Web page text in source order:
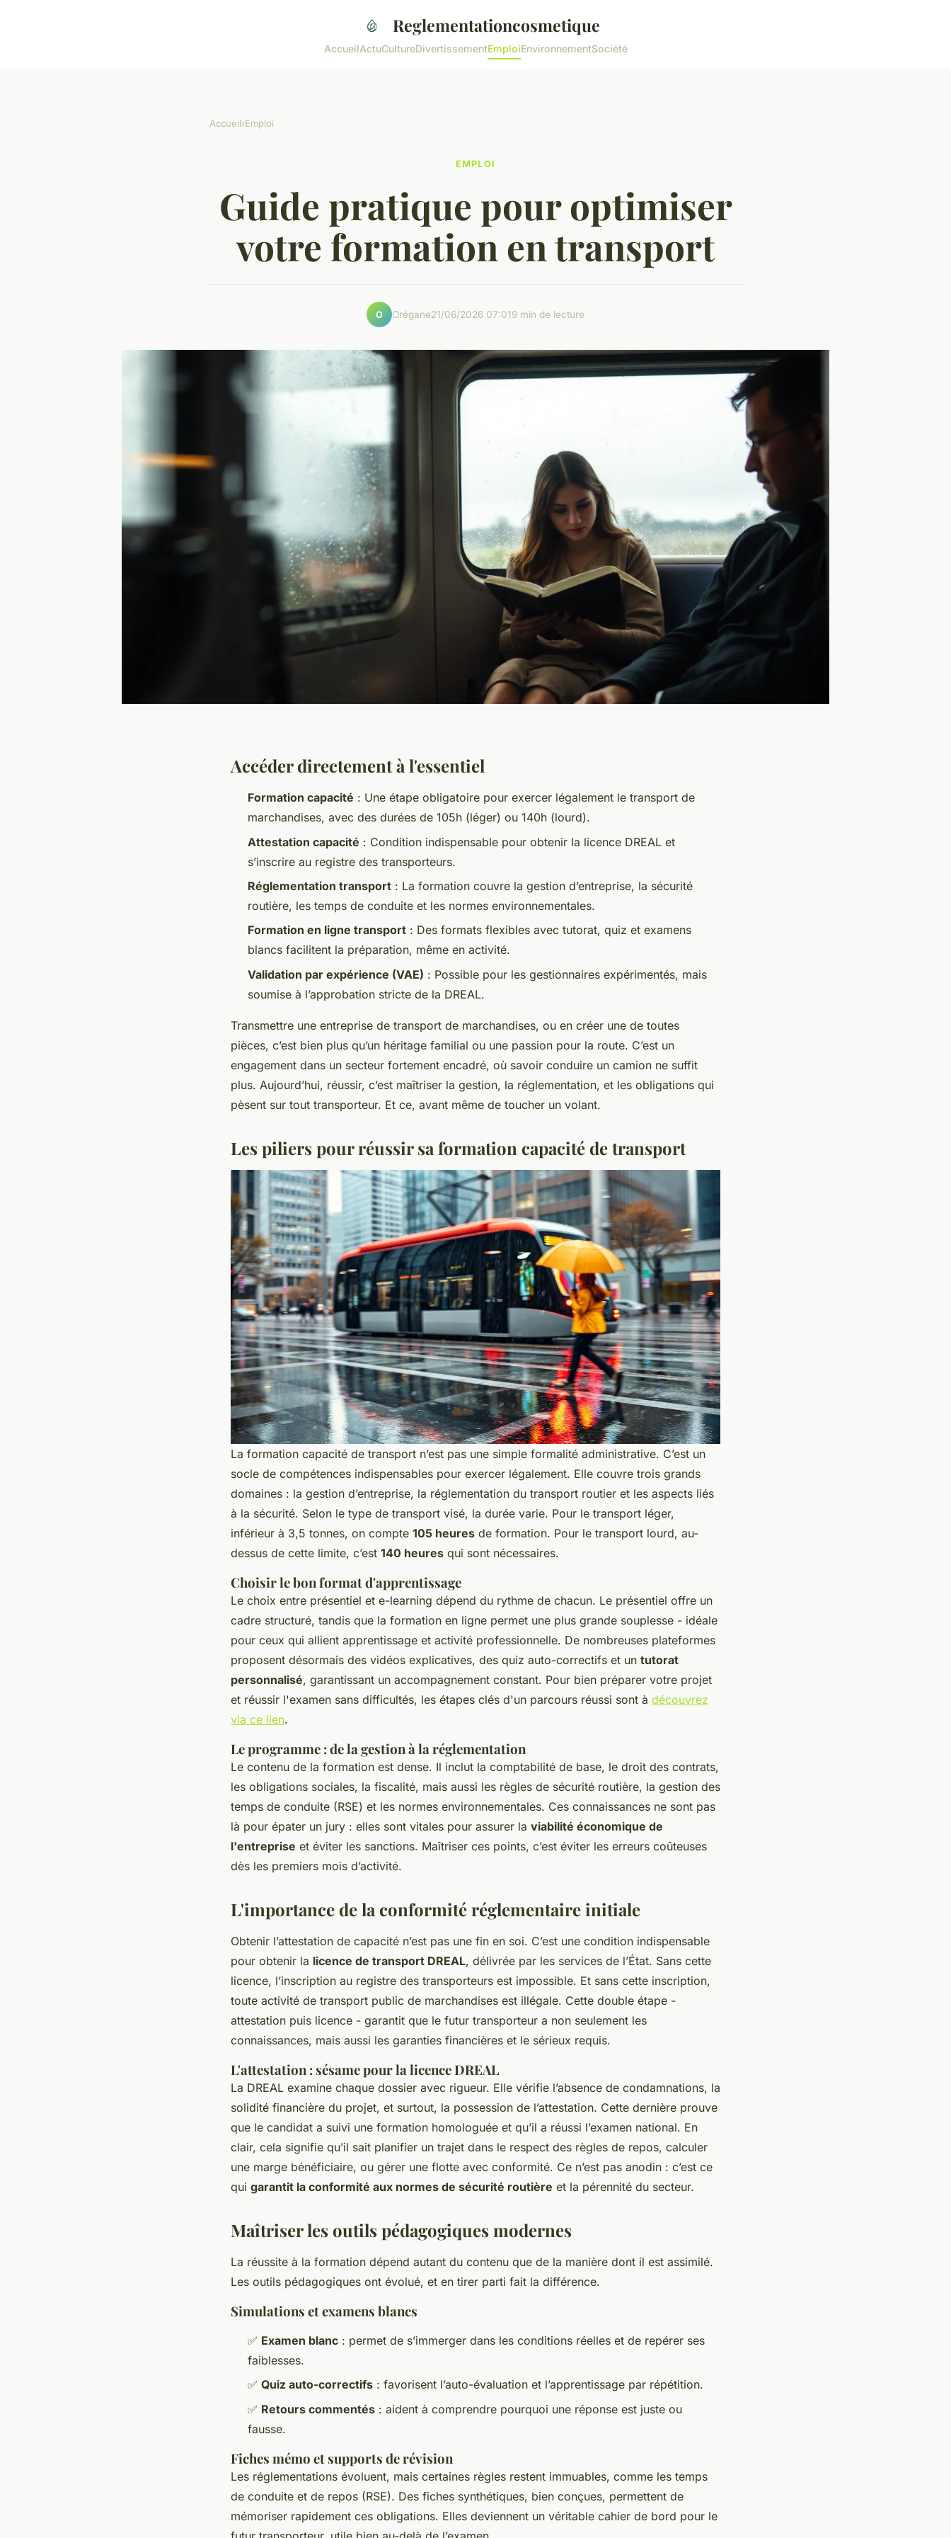
Reglementationcosmetique
AccueilActuCultureDivertissementEmploiEnvironnementSociété
Accueil›Emploi
EMPLOI
Guide pratique pour optimiser
votre formation en transport
O Orégane21/06/2026 07:019 min de lecture
Accéder directement à l'essentiel
Formation capacité : Une étape obligatoire pour exercer légalement le transport de
marchandises, avec des durées de 105h (léger) ou 140h (lourd).
Attestation capacité : Condition indispensable pour obtenir la licence DREAL et
s’inscrire au registre des transporteurs.
Réglementation transport : La formation couvre la gestion d’entreprise, la sécurité
routière, les temps de conduite et les normes environnementales.
Formation en ligne transport : Des formats flexibles avec tutorat, quiz et examens
blancs facilitent la préparation, même en activité.
Validation par expérience (VAE) : Possible pour les gestionnaires expérimentés, mais
soumise à l’approbation stricte de la DREAL.
Transmettre une entreprise de transport de marchandises, ou en créer une de toutes
pièces, c’est bien plus qu’un héritage familial ou une passion pour la route. C’est un
engagement dans un secteur fortement encadré, où savoir conduire un camion ne suffit
plus. Aujourd’hui, réussir, c’est maîtriser la gestion, la réglementation, et les obligations qui
pèsent sur tout transporteur. Et ce, avant même de toucher un volant.
Les piliers pour réussir sa formation capacité de transport
La formation capacité de transport n’est pas une simple formalité administrative. C’est un
socle de compétences indispensables pour exercer légalement. Elle couvre trois grands
domaines : la gestion d’entreprise, la réglementation du transport routier et les aspects liés
à la sécurité. Selon le type de transport visé, la durée varie. Pour le transport léger,
inférieur à 3,5 tonnes, on compte 105 heures de formation. Pour le transport lourd, au-
dessus de cette limite, c’est 140 heures qui sont nécessaires.
Choisir le bon format d'apprentissage
Le choix entre présentiel et e-learning dépend du rythme de chacun. Le présentiel offre un
cadre structuré, tandis que la formation en ligne permet une plus grande souplesse - idéale
pour ceux qui allient apprentissage et activité professionnelle. De nombreuses plateformes
proposent désormais des vidéos explicatives, des quiz auto-correctifs et un tutorat
personnalisé, garantissant un accompagnement constant. Pour bien préparer votre projet
et réussir l'examen sans difficultés, les étapes clés d'un parcours réussi sont à découvrez
via ce lien.
Le programme : de la gestion à la réglementation
Le contenu de la formation est dense. Il inclut la comptabilité de base, le droit des contrats,
les obligations sociales, la fiscalité, mais aussi les règles de sécurité routière, la gestion des
temps de conduite (RSE) et les normes environnementales. Ces connaissances ne sont pas
là pour épater un jury : elles sont vitales pour assurer la viabilité économique de
l'entreprise et éviter les sanctions. Maîtriser ces points, c’est éviter les erreurs coûteuses
dès les premiers mois d’activité.
L'importance de la conformité réglementaire initiale
Obtenir l’attestation de capacité n’est pas une fin en soi. C’est une condition indispensable
pour obtenir la licence de transport DREAL, délivrée par les services de l’État. Sans cette
licence, l’inscription au registre des transporteurs est impossible. Et sans cette inscription,
toute activité de transport public de marchandises est illégale. Cette double étape -
attestation puis licence - garantit que le futur transporteur a non seulement les
connaissances, mais aussi les garanties financières et le sérieux requis.
L'attestation : sésame pour la licence DREAL
La DREAL examine chaque dossier avec rigueur. Elle vérifie l’absence de condamnations, la
solidité financière du projet, et surtout, la possession de l’attestation. Cette dernière prouve
que le candidat a suivi une formation homologuée et qu’il a réussi l’examen national. En
clair, cela signifie qu’il sait planifier un trajet dans le respect des règles de repos, calculer
une marge bénéficiaire, ou gérer une flotte avec conformité. Ce n’est pas anodin : c’est ce
qui garantit la conformité aux normes de sécurité routière et la pérennité du secteur.
Maîtriser les outils pédagogiques modernes
La réussite à la formation dépend autant du contenu que de la manière dont il est assimilé.
Les outils pédagogiques ont évolué, et en tirer parti fait la différence.
Simulations et examens blancs
✅ Examen blanc : permet de s’immerger dans les conditions réelles et de repérer ses
faiblesses.
✅ Quiz auto-correctifs : favorisent l’auto-évaluation et l’apprentissage par répétition.
✅ Retours commentés : aident à comprendre pourquoi une réponse est juste ou
fausse.
Fiches mémo et supports de révision
Les réglementations évoluent, mais certaines règles restent immuables, comme les temps
de conduite et de repos (RSE). Des fiches synthétiques, bien conçues, permettent de
mémoriser rapidement ces obligations. Elles deviennent un véritable cahier de bord pour le